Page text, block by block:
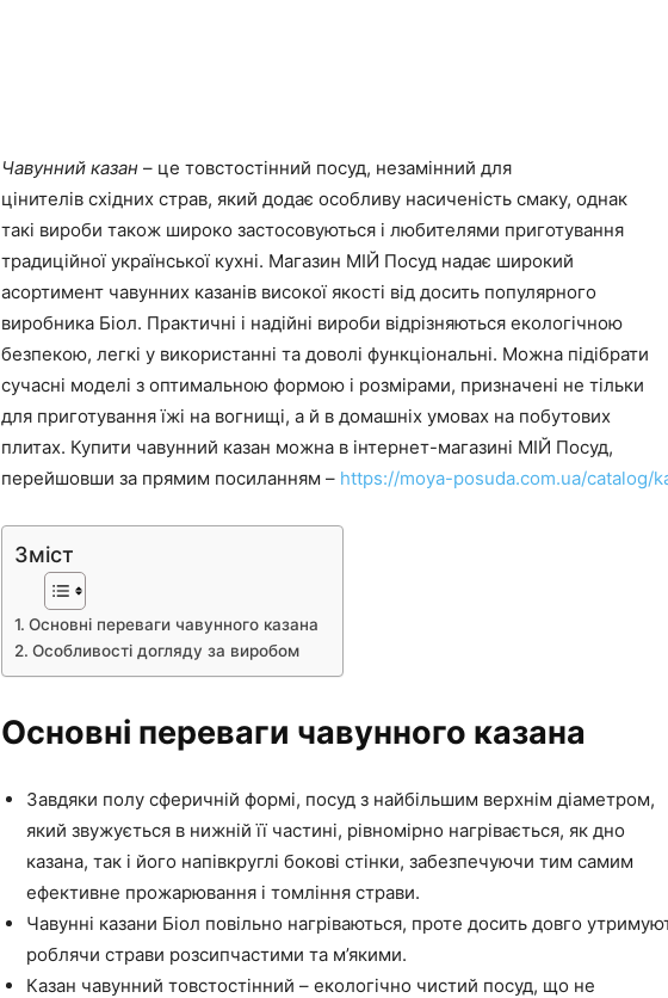
Чавунний казан – це товстостінний посуд, незамінний для
цінителів східних страв, який додає особливу насиченість смаку, однак
такі вироби також широко застосовуються і любителями приготування
традиційної української кухні. Магазин МІЙ Посуд надає широкий
асортимент чавунних казанів високої якості від досить популярного
виробника Біол. Практичні і надійні вироби відрізняються екологічною
безпекою, легкі у використанні та доволі функціональні. Можна підібрати
сучасні моделі з оптимальною формою і розмірами, призначені не тільки
для приготування їжі на вогнищі, а й в домашніх умовах на побутових
плитах. Купити чавунний казан можна в інтернет-магазині МІЙ Посуд,
перейшовши за прямим посиланням – https://moya-posuda.com.ua/catalog/
Зміст
Основні переваги чавунного казана
Особливості догляду за виробом
Основні переваги чавунного казана
Завдяки полу сферичній формі, посуд з найбільшим верхнім діаметром,
який звужується в нижній її частині, рівномірно нагрівається, як дно
казана, так і його напівкруглі бокові стінки, забезпечуючи тим самим
ефективне прожарювання і томління страви.
Чавунні казани Біол повільно нагріваються, проте досить довго
роблячи страви розсипчастими та м’якими.
Казан чавунний товстостінний – екологічно чистий посуд, що не